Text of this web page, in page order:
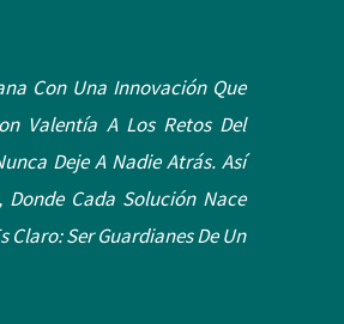
Con Una Innovación Que
Valentía A Los Retos Del
Deje A Nadie Atrás. Así
Cada Solución Nace
Ser Guardianes De Un